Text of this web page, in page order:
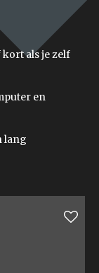
als je zelf
en
lang